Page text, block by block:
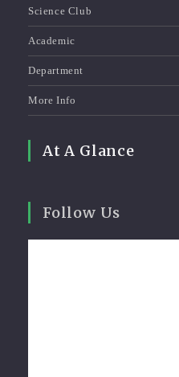
Science Club
Academic
Department
More Info
At A Glance
Follow Us